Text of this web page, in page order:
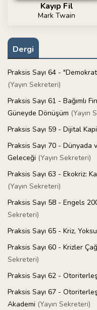
Kayıp Fil
Mark Twain
Dergi
Praksis Sayı 64 -
(Yayın Sekreteri)
Praksis Sayı 61 - Bağımlı
Güneyde Dönüşüm (Yayın
Praksis Sayı 59 - Dijital
Praksis Sayı 70 - Dünyada ve Türkiye’de
Geleceği (Yayın Sekreteri)
Praksis Sayı 63 - Ekokriz:
(Yayın Sekreteri)
Praksis Sayı 58 - Engels
Sekreteri)
Praksis Sayı 65 - Kriz,
Praksis Sayı 60 - Krizler
Sekreteri)
Praksis Sayı 62 -
Praksis Sayı 67 -
Akademi (Yayın Sekreteri)